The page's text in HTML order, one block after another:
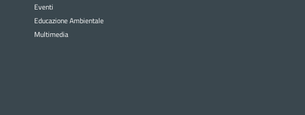
Sistema
Eventi
Educazione Ambientale
Multimedia